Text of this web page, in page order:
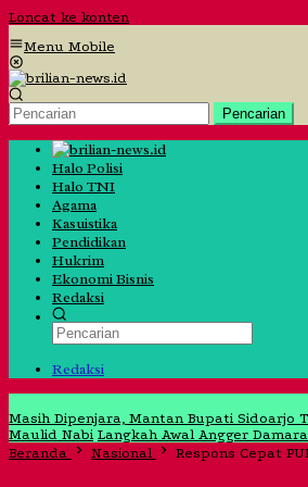
Loncat ke konten
Menu Mobile
Pencarian
Halo Polisi
Halo TNI
Agama
Kasuistika
Pendidikan
Hukrim
Ekonomi Bisnis
Redaksi
Redaksi
Masih Dipenjara, Mantan Bupati Sidoarjo
Maulid Nabi Langkah Awal Angger
Beranda
Nasional Respons Cepat